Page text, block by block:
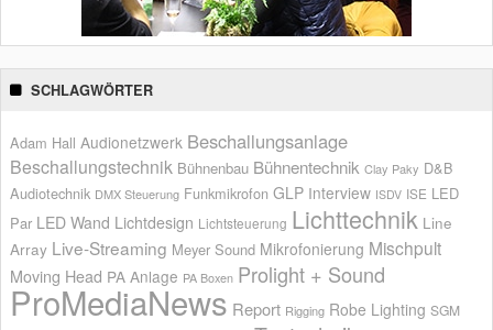
SCHLAGWÖRTER
Adam Hall Audionetzwerk Beschallungsanlage
Beschallungstechnik Bühnenbau Bühnentechnik Clay Paky D&B
Audiotechnik DMX Steuerung Funkmikrofon GLP Interview ISDV ISE LED
Par LED Wand Lichtdesign Lichtsteuerung Lichttechnik Line
Array Live-Streaming Meyer Sound Mikrofonierung Mischpult
Moving Head PA Anlage PA Boxen Prolight + Sound
ProMediaNews Report Rigging Robe Lighting SGM